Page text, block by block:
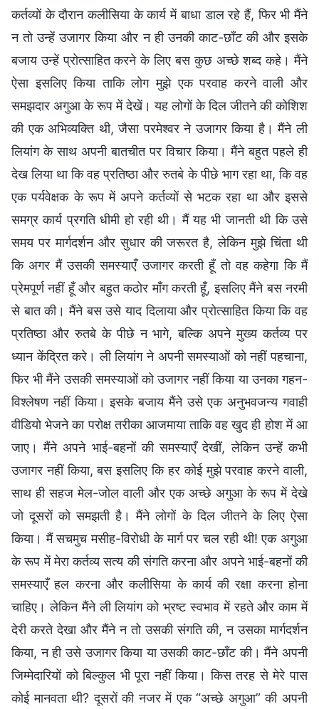
कर्तव्यों के दौरान कलीसिया के कार्य में बाधा डाल रहे हैं, फिर भी मैंने
न तो उन्हें उजागर किया और न ही उनकी काट-छाँट की और इसके
बजाय उन्हें प्रोत्साहित करने के लिए बस कुछ अच्छे शब्द कहे। मैंने
ऐसा इसलिए किया ताकि लोग मुझे एक परवाह करने वाली और
समझदार अगुआ के रूप में देखें। यह लोगों के दिल जीतने की कोशिश
की एक अभिव्यक्ति थी, जैसा परमेश्वर ने उजागर किया है। मैंने ली
लियांग के साथ अपनी बातचीत पर विचार किया। मैंने बहुत पहले ही
देख लिया था कि वह प्रतिष्ठा और रुतबे के पीछे भाग रहा था, कि वह
एक पर्यवेक्षक के रूप में अपने कर्तव्यों से भटक रहा था और इससे
समग्र कार्य प्रगति धीमी हो रही थी। मैं यह भी जानती थी कि उसे
समय पर मार्गदर्शन और सुधार की जरूरत है, लेकिन मुझे चिंता थी
कि अगर मैं उसकी समस्याएँ उजागर करती हूँ तो वह कहेगा कि मैं
प्रेमपूर्ण नहीं हूँ और बहुत कठोर माँग करती हूँ, इसलिए मैंने बस नरमी
से बात की। मैंने बस उसे याद दिलाया और प्रोत्साहित किया कि वह
प्रतिष्ठा और रुतबे के पीछे न भागे, बल्कि अपने मुख्य कर्तव्य पर
ध्यान केंद्रित करे। ली लियांग ने अपनी समस्याओं को नहीं पहचाना,
फिर भी मैंने उसकी समस्याओं को उजागर नहीं किया या उनका गहन-
विश्लेषण नहीं किया। इसके बजाय मैंने उसे एक अनुभवजन्य गवाही
वीडियो भेजने का परोक्ष तरीका आजमाया ताकि वह खुद ही होश में आ
जाए। मैंने अपने भाई-बहनों की समस्याएँ देखीं, लेकिन उन्हें कभी
उजागर नहीं किया, बस इसलिए कि हर कोई मुझे परवाह करने वाली,
साथ ही सहज मेल-जोल वाली और एक अच्छे अगुआ के रूप में देखे
जो दूसरों को समझती है। मैंने लोगों के दिल जीतने के लिए ऐसा
किया। मैं सचमुच मसीह-विरोधी के मार्ग पर चल रही थी! एक अगुआ
के रूप में मेरा कर्तव्य सत्य की संगति करना और अपने भाई-बहनों की
समस्याएँ हल करना और कलीसिया के कार्य की रक्षा करना होना
चाहिए। लेकिन मैंने ली लियांग को भ्रष्ट स्वभाव में रहते और काम में
देरी करते देखा और मैंने न तो उसकी संगति की, न उसका मार्गदर्शन
किया, न ही उसे उजागर किया या उसकी काट-छाँट की। मैंने अपनी
जिम्मेदारियों को बिल्कुल भी पूरा नहीं किया। किस तरह से मेरे पास
कोई मानवता थी? दूसरों की नजर में एक “अच्छे अगुआ” की अपनी